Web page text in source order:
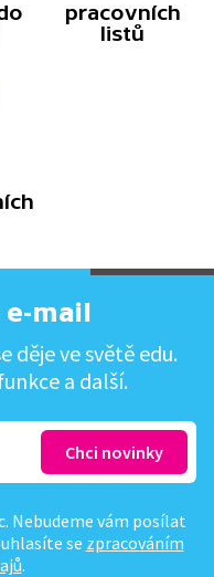
pracovních
listů
mail
děje ve světě edu.
a další.
Nebudeme vám posílat
se zpracováním
.